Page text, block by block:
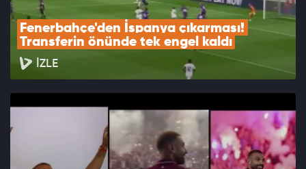
Fenerbahçe'den İspanya çıkarması!
Transferin önünde tek engel kaldı
İZLE